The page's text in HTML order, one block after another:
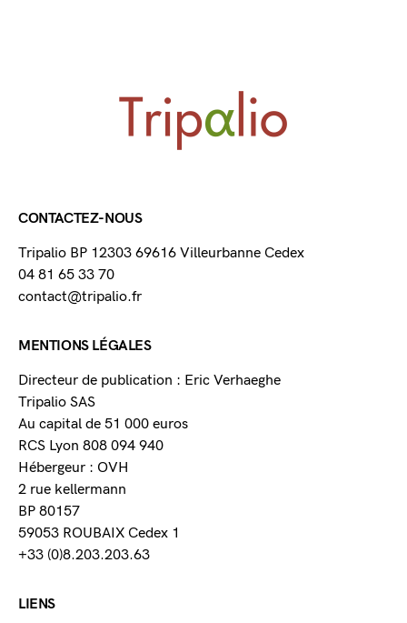
CONTACTEZ-NOUS
Tripalio BP 12303 69616 Villeurbanne Cedex
04 81 65 33 70
contact@tripalio.fr
MENTIONS LÉGALES
Directeur de publication : Eric Verhaeghe
Tripalio SAS
Au capital de 51 000 euros
RCS Lyon 808 094 940
Hébergeur : OVH
2 rue kellermann
BP 80157
59053 ROUBAIX Cedex 1
+33 (0)8.203.203.63
LIENS